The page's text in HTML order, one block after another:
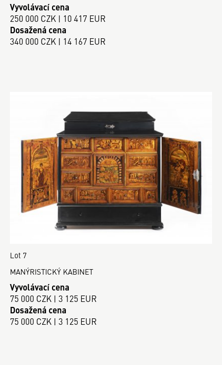
Vyvolávací cena
250 000 CZK | 10 417 EUR
Dosažená cena
340 000 CZK | 14 167 EUR
Lot 7
MANÝRISTICKÝ KABINET
Vyvolávací cena
75 000 CZK | 3 125 EUR
Dosažená cena
75 000 CZK | 3 125 EUR